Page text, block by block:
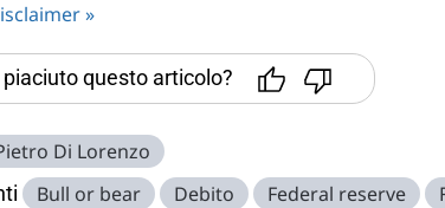
»
piaciuto questo articolo?
Di Lorenzo
Bull or bear Debito Federal reserve